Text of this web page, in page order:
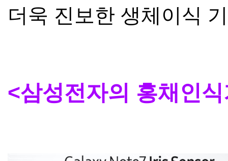
더욱 진보한 생체이식
<삼성전자의 홍채인